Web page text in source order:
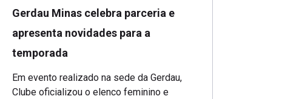
Gerdau Minas celebra parceria e
apresenta novidades para a
temporada
Em evento realizado na sede da Gerdau,
Clube oficializou o elenco feminino e